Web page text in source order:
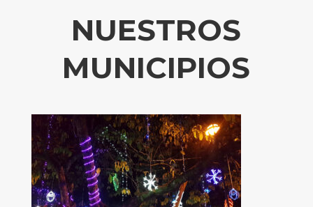
NUESTROS
MUNICIPIOS